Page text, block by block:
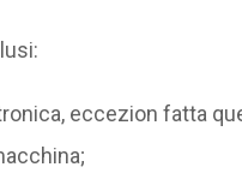
eccezion fatta